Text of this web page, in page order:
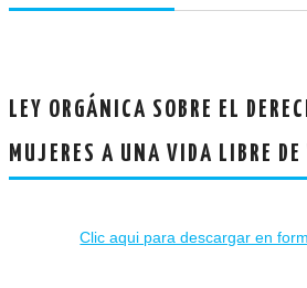
LEY ORGÁNICA SOBRE EL
MUJERES A UNA VIDA LIBRE
Clic aqui para descargar en